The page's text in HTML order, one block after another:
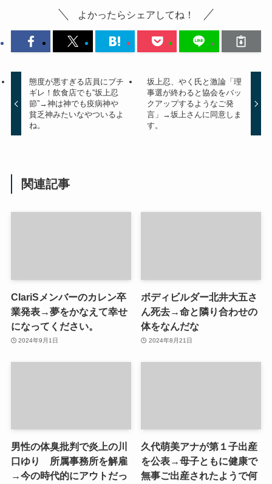
よかったらシェアしてね！
態度が悪すぎる店員にブチ
ギレ！飲食店でも“坂上忍
節”→神は神でも疫病神や
貧乏神みたいなやついるよ
ね。
坂上忍、やく氏と激論「理
事選が終わると協会をバッ
クアップするようなご発
言」→坂上さんに同意しま
す。
関連記事
ClariSメンバーのカレン卒
業発表→夢をかなえて幸せ
になってください。
2024年9月1日
ボディビルダー北井大五さ
ん死去→命と隣り合わせの
体をなんだな
2024年8月21日
男性の体臭批判で炎上の川
口ゆり 所属事務所を解雇
→今の時代的にアウトだっ
久代萌美アナが第１子出産
を公表→母子ともに健康で
無事ご出産されたようで何